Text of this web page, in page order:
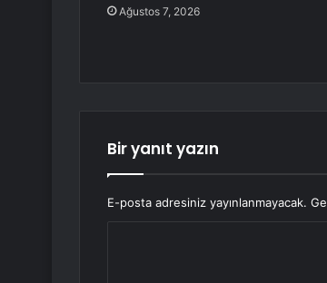
Ağustos 7, 2026
Bir yanıt yazın
E-posta adresiniz yayınlanmayacak.